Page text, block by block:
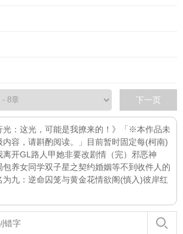
下一页
光：这光，可能是我撩来的！》「※本作品未
容，请斟酌阅读。」目前暂时固定每(柯南)
开GL 路人甲她非要改剧情（完） 邪恶神
包养女同学双子星之契约婚姻等不到收件人的
为九：逆命囚笼与黄金花情欲阁(慎入)彼岸红